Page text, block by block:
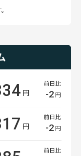
円
前日比
-2円
円
前日比
-2円
前日比